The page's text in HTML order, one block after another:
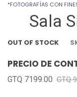
Sala
OUT OF STOCK
PRECIO DE
GTQ 7199.00 GTQ
to
beginning
the
gallery
*FOTOGRAFÍAS CON